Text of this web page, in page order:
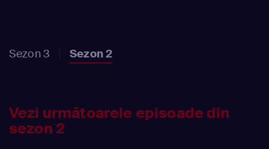
Sezon 3 Sezon 2
Vezi următoarele episoade din
sezon 2